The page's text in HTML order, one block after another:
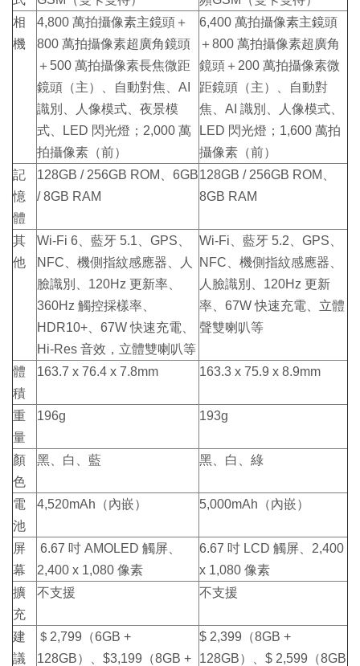
相
機
4,800 萬拍攝像素主鏡頭＋
800 萬拍攝像素超廣角鏡頭
＋500 萬拍攝像素長焦微距
鏡頭（主）、自動對焦、AI
識別、人像模式、夜景模
式、LED 閃光燈；2,000 萬
拍攝像素（前）
6,400 萬拍攝像素主鏡頭
＋800 萬拍攝像素超廣角
鏡頭＋200 萬拍攝像素微
距鏡頭（主）、自動對
焦、AI 識別、人像模式、
LED 閃光燈；1,600 萬拍
攝像素（前）
記
憶
體
128GB / 256GB ROM、6GB
/ 8GB RAM
128GB / 256GB ROM、
8GB RAM
其
他
Wi-Fi 6、藍牙 5.1、GPS、
NFC、機側指紋感應器、人
臉識別、120Hz 更新率、
360Hz 觸控採樣率、
HDR10+、67W 快速充電、
Hi-Res 音效，立體雙喇叭等
Wi-Fi、藍牙 5.2、GPS、
NFC、機側指紋感應器、
人臉識別、120Hz 更新
率、67W 快速充電、立體
聲雙喇叭等
體
積
163.7 x 76.4 x 7.8mm 163.3 x 75.9 x 8.9mm
重
量
196g 193g
顏
色
黑、白、藍 黑、白、綠
電
池
4,520mAh（內嵌） 5,000mAh（內嵌）
屏
幕
6.67 吋 AMOLED 觸屏、
2,400 x 1,080 像素
6.67 吋 LCD 觸屏、2,400
x 1,080 像素
擴
充
不支援 不支援
建
議
＄2,799（6GB +
128GB）、$3,199（8GB +
$ 2,399（8GB +
128GB）、$ 2,599（8GB